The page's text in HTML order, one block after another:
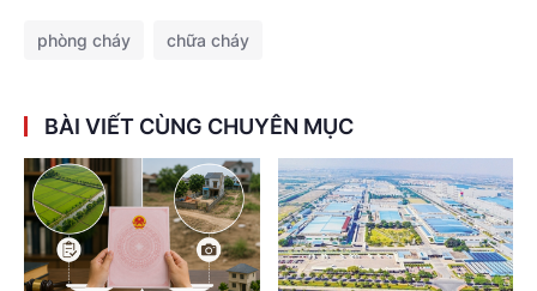
phòng cháy chữa cháy
BÀI VIẾT CÙNG CHUYÊN MỤC